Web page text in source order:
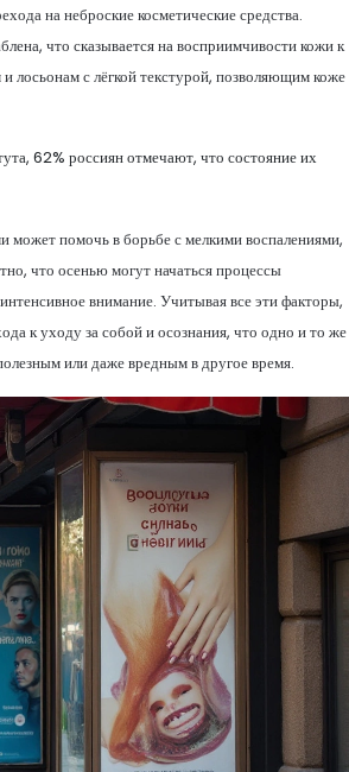
на неброские косметические средства.
что сказывается на восприимчивости кожи к
лосьонам с лёгкой текстурой, позволяющим коже
62% россиян отмечают, что состояние их
помочь в борьбе с мелкими воспалениями,
что осенью могут начаться процессы
внимание. Учитывая все эти факторы,
к уходу за собой и осознания, что одно и то же
или даже вредным в другое время.